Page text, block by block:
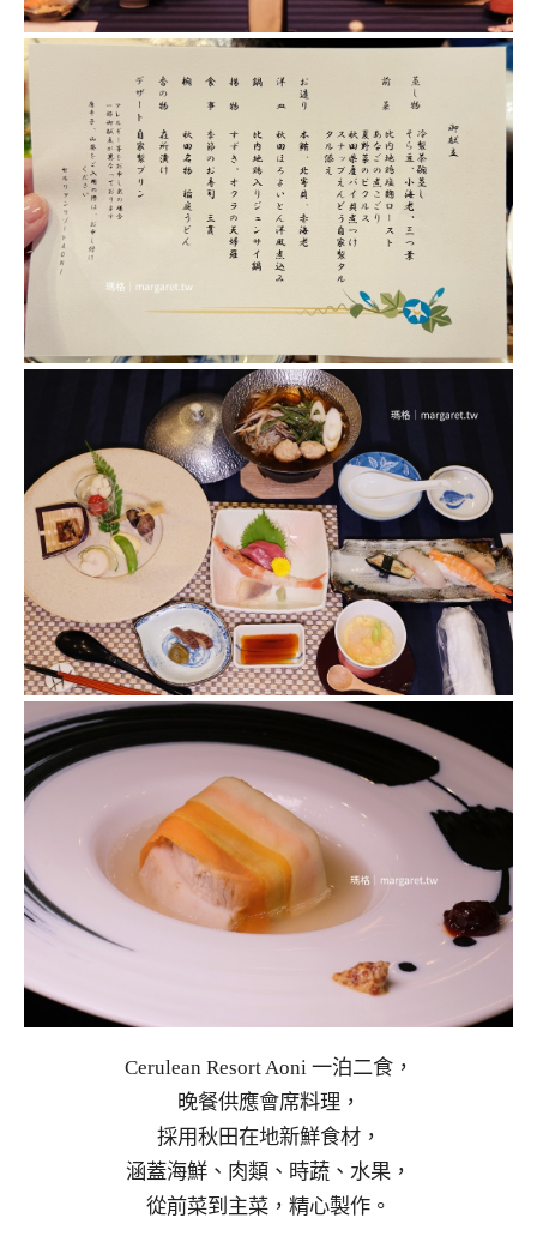
Cerulean Resort Aoni 一泊二食，
晚餐供應會席料理，
採用秋田在地新鮮食材，
涵蓋海鮮、肉類、時蔬、水果，
從前菜到主菜，精心製作。